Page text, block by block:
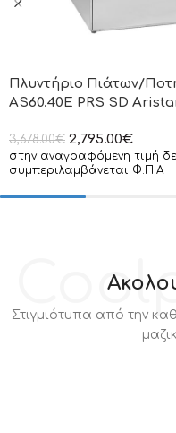
Πλυντήριο Πιάτων/
AS60.40E PRS SD
3,678.00€ 2,795.00€
στην αναγραφόμενη τιμή
συμπεριλαμβάνεται Φ.Π.Α
Στιγμιότυπα από την